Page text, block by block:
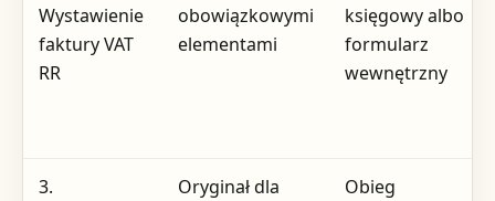
Wystawienie
faktury VAT
RR
obowiązkowymi
elementami
księgowy albo
formularz
wewnętrzny
3.
Oryginał dla
Obieg